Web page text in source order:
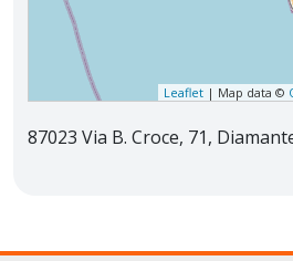
Leaflet | Map data ©
87023 Via B. Croce, 71,